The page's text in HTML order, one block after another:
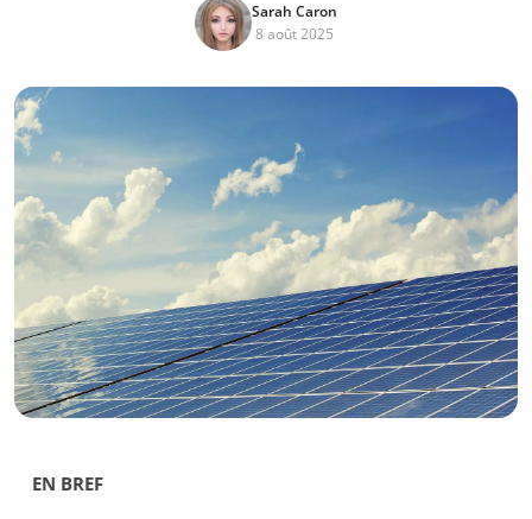
Sarah Caron
8 août 2025
EN BREF